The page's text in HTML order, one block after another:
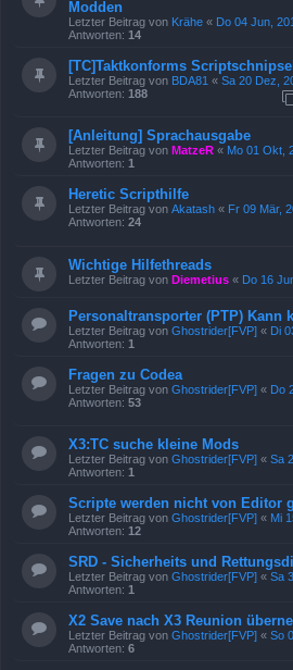
Modden
Letzter Beitrag von Krähe « Do 04 Jun,
Antworten: 14
[TC]Taktkonforms
Letzter Beitrag von BDA81 « Sa 20 Dez,
Antworten: 188
[Anleitung] Sprachausgabe
Letzter Beitrag von MatzeR « Mo 01 Okt,
Antworten: 1
Heretic Scripthilfe
Letzter Beitrag von Akatash « Fr 09 Mär,
Antworten: 24
Wichtige Hilfethreads
Letzter Beitrag von Diemetius « Do 16
Personaltransporter (PTP) Kann
Letzter Beitrag von Ghostrider[FVP] « Di
Antworten: 1
Fragen zu Codea
Letzter Beitrag von Ghostrider[FVP] « Do
Antworten: 53
X3:TC suche kleine Mods
Letzter Beitrag von Ghostrider[FVP] « Sa
Antworten: 1
Scripte werden nicht von Editor
Letzter Beitrag von Ghostrider[FVP] « Mi
Antworten: 12
SRD - Sicherheits und
Letzter Beitrag von Ghostrider[FVP] « Sa
Antworten: 1
X2 Save nach X3 Reunion
Letzter Beitrag von Ghostrider[FVP] « So
Antworten: 6